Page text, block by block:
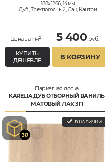
188x2266, 14мм
Дуб, Трехполосный, Лак, Кантри
Цена за 1 м² 5 400 руб.
КУПИТЬ
ДЕШЕВЛЕ
В КОРЗИНУ
Паркетная доска
KARELIA ДУБ ОТБОРНЫЙ ВАНИЛЬ
МАТОВЫЙ ЛАК 3П
В НАЛИЧИИ